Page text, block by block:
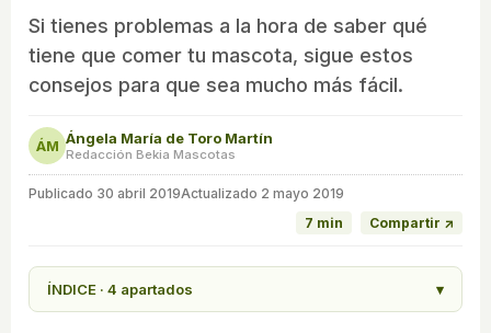
Si tienes problemas a la hora de saber qué
tiene que comer tu mascota, sigue estos
consejos para que sea mucho más fácil.
ÁM Ángela María de Toro Martín
Redacción Bekia Mascotas
Publicado 30 abril 2019Actualizado 2 mayo 2019
7 min
Compartir ↗
ÍNDICE · 4 apartados ▾